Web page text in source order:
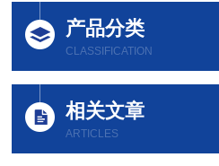
产品分类
CLASSIFICATION
相关文章
ARTICLES